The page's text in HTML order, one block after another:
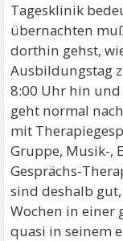
Tagesklinik
übernachten
dorthin gehst,
Ausbildungstag
8:00 Uhr hin
geht normal
mit
Gruppe, Musik-,
Gesprächs-
sind deshalb
Wochen in einer
quasi in seinem